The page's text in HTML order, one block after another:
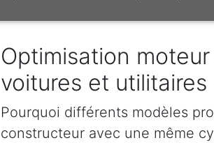
Optimisation
voitures et utilitaires
Pourquoi différents modèles
constructeur avec une même